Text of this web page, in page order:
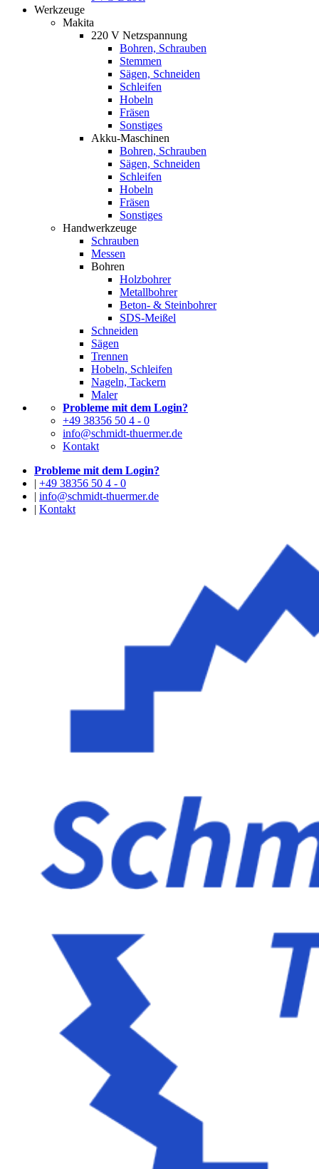
Werkzeuge
Makita
220 V Netzspannung
Bohren, Schrauben
Stemmen
Sägen, Schneiden
Schleifen
Hobeln
Fräsen
Sonstiges
Akku-Maschinen
Bohren, Schrauben
Sägen, Schneiden
Schleifen
Hobeln
Fräsen
Sonstiges
Handwerkzeuge
Schrauben
Messen
Bohren
Holzbohrer
Metallbohrer
Beton- & Steinbohrer
SDS-Meißel
Schneiden
Sägen
Trennen
Hobeln, Schleifen
Nageln, Tackern
Maler
Probleme mit dem Login?
+49 38356 50 4 - 0
info@schmidt-thuermer.de
Kontakt
Probleme mit dem Login?
| +49 38356 50 4 - 0
| info@schmidt-thuermer.de
| Kontakt